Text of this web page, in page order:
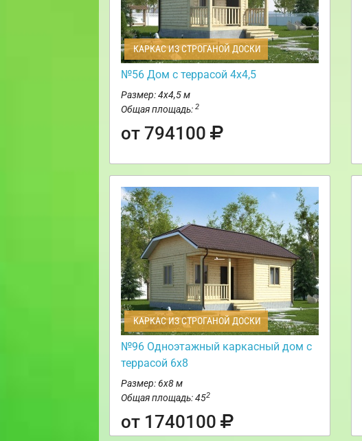
КАРКАС ИЗ СТРОГАНОЙ ДОСКИ
№56 Дом с террасой 4х4,5
Размер: 4х4,5 м
Общая площадь: 2
от 794100
КАРКАС ИЗ СТРОГАНОЙ ДОСКИ
№96 Одноэтажный каркасный дом с
террасой 6х8
Размер: 6х8 м
Общая площадь: 452
от 1740100